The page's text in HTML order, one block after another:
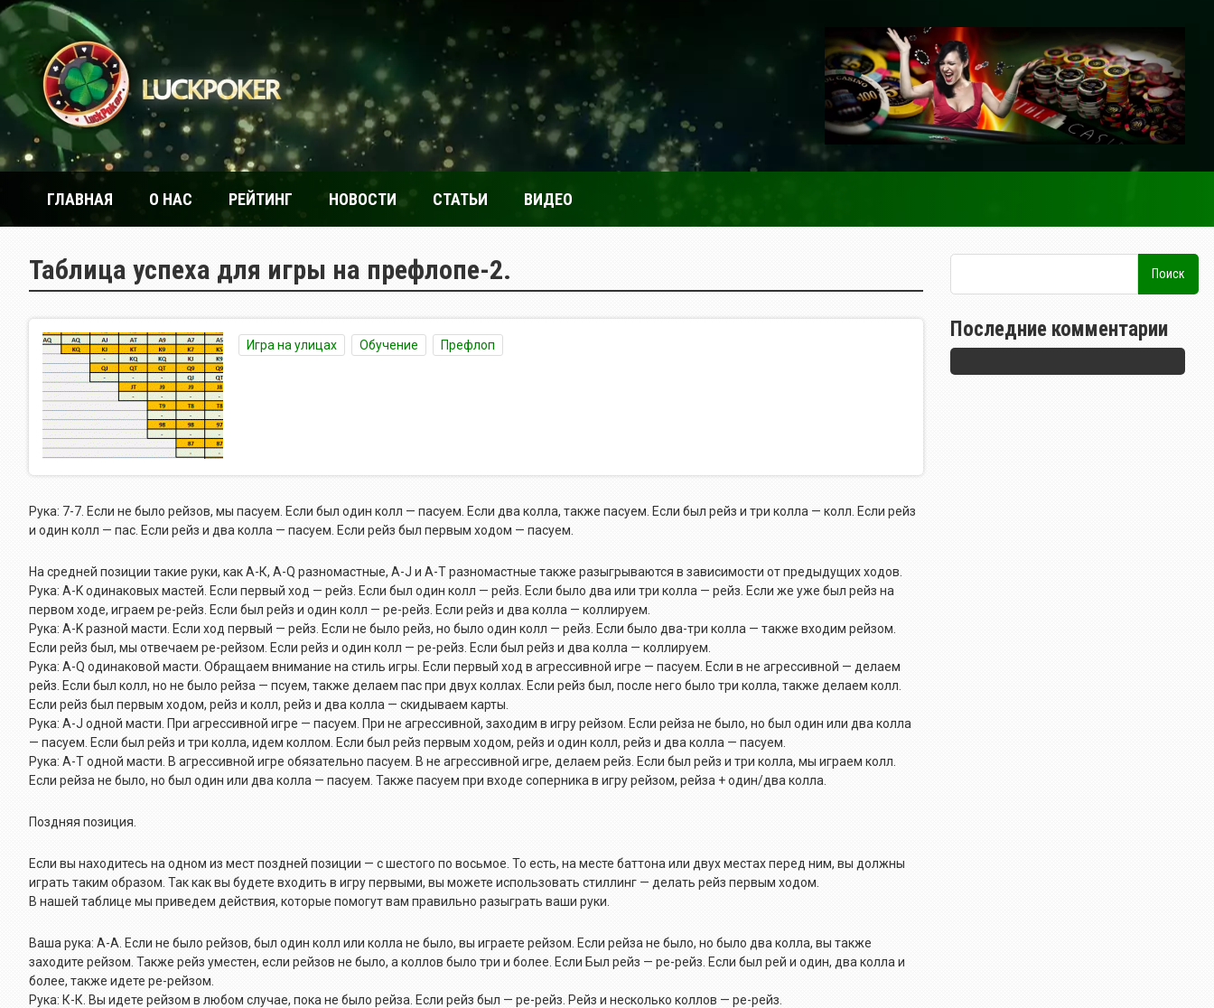
ГЛАВНАЯ О НАС РЕЙТИНГ НОВОСТИ СТАТЬИ ВИДЕО
Таблица успеха для игры на префлопе-2.
Игра на улицах Обучение Префлоп
Рука: 7-7. Если не было рейзов, мы пасуем. Если был один колл — пасуем. Если два колла, также пасуем. Если был рейз и три колла — колл. Если рейз
и один колл — пас. Если рейз и два колла — пасуем. Если рейз был первым ходом — пасуем.
На средней позиции такие руки, как А-К, A-Q разномастные, A-J и A-T разномастные также разыгрываются в зависимости от предыдущих ходов.
Рука: A-K одинаковых мастей. Если первый ход — рейз. Если был один колл — рейз. Если было два или три колла — рейз. Если же уже был рейз на
первом ходе, играем ре-рейз. Если был рейз и один колл — ре-рейз. Если рейз и два колла — коллируем.
Рука: A-K разной масти. Если ход первый — рейз. Если не было рейз, но было один колл — рейз. Если было два-три колла — также входим рейзом.
Если рейз был, мы отвечаем ре-рейзом. Если рейз и один колл — ре-рейз. Если был рейз и два колла — коллируем.
Рука: A-Q одинаковой масти. Обращаем внимание на стиль игры. Если первый ход в агрессивной игре — пасуем. Если в не агрессивной — делаем
рейз. Если был колл, но не было рейза — псуем, также делаем пас при двух коллах. Если рейз был, после него было три колла, также делаем колл.
Если рейз был первым ходом, рейз и колл, рейз и два колла — скидываем карты.
Рука: A-J одной масти. При агрессивной игре — пасуем. При не агрессивной, заходим в игру рейзом. Если рейза не было, но был один или два колла
— пасуем. Если был рейз и три колла, идем коллом. Если был рейз первым ходом, рейз и один колл, рейз и два колла — пасуем.
Рука: А-Т одной масти. В агрессивной игре обязательно пасуем. В не агрессивной игре, делаем рейз. Если был рейз и три колла, мы играем колл.
Если рейза не было, но был один или два колла — пасуем. Также пасуем при входе соперника в игру рейзом, рейза + один/два колла.
Поздняя позиция.
Если вы находитесь на одном из мест поздней позиции — с шестого по восьмое. То есть, на месте баттона или двух местах перед ним, вы должны
играть таким образом. Так как вы будете входить в игру первыми, вы можете использовать стиллинг — делать рейз первым ходом.
В нашей таблице мы приведем действия, которые помогут вам правильно разыграть ваши руки.
Ваша рука: А-А. Если не было рейзов, был один колл или колла не было, вы играете рейзом. Если рейза не было, но было два колла, вы также
заходите рейзом. Также рейз уместен, если рейзов не было, а коллов было три и более. Если Был рейз — ре-рейз. Если был рей и один, два колла и
более, также идете ре-рейзом.
Рука: К-К. Вы идете рейзом в любом случае, пока не было рейза. Если рейз был — ре-рейз. Рейз и несколько коллов — ре-рейз.
Последние комментарии